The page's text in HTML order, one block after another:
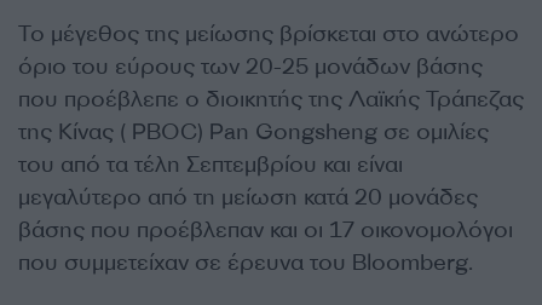
Το μέγεθος της μείωσης βρίσκεται στο ανώτερο
όριο του εύρους των 20-25 μονάδων βάσης
που προέβλεπε ο διοικητής της Λαϊκής Τράπεζας
της Κίνας ( PBOC) Pan Gongsheng σε ομιλίες
του από τα τέλη Σεπτεμβρίου και είναι
μεγαλύτερο από τη μείωση κατά 20 μονάδες
βάσης που προέβλεπαν και οι 17 οικονομολόγοι
που συμμετείχαν σε έρευνα του Bloomberg.